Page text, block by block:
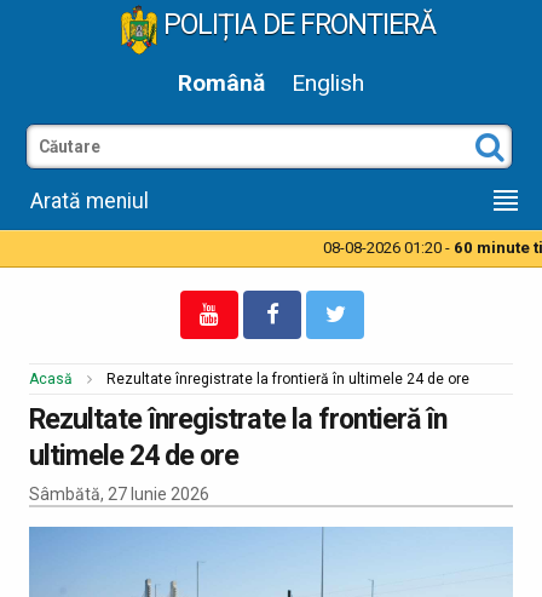
POLIȚIA DE FRONTIERĂ
Română English
Arată meniul
08-08-2026 01:20 - 60 minute
Acasă Rezultate înregistrate la frontieră în ultimele 24 de ore
Rezultate înregistrate la frontieră în
ultimele 24 de ore
Sâmbătă, 27 Iunie 2026